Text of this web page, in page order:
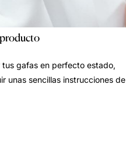
tus gafas en perfecto estado,
unas sencillas instrucciones de